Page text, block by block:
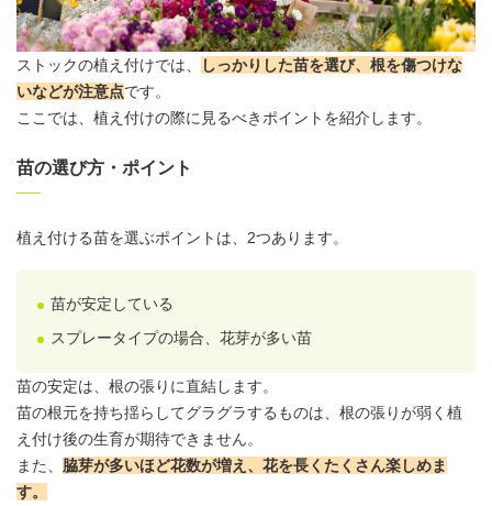
ストックの植え付けでは、
しっかりした苗を選び、根を傷つけな
いなどが注意点です。
ここでは、植え付けの際に見るべきポイントを紹介します。
苗の選び方・ポイント
植え付ける苗を選ぶポイントは、2つあります。
苗が安定している
スプレータイプの場合、花芽が多い苗
苗の安定は、根の張りに直結します。
苗の根元を持ち揺らしてグラグラするものは、根の張りが弱く植
え付け後の生育が期待できません。
また、 脇芽が多いほど花数が増え、花を長くたくさん楽しめま
す。